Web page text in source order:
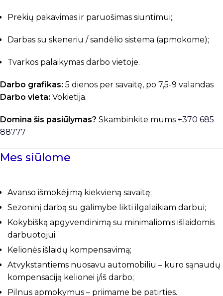
Prekių pakavimas ir paruošimas siuntimui;
Darbas su skeneriu / sandėlio sistema (apmokome);
Tvarkos palaikymas darbo vietoje.
Darbo grafikas: 5 dienos per savaitę, po 7,5-9 valandas
Darbo vieta: Vokietija.
Domina šis pasiūlymas? Skambinkite mums +370 685
88777
Mes siūlome
Avanso išmokėjimą kiekvieną savaitę;
Sezoninį darbą su galimybe likti ilgalaikiam darbui;
Kokybišką apgyvendinimą su minimaliomis išlaidomis
darbuotojui;
Kelionės išlaidų kompensavimą;
Atvykstantiems nuosavu automobiliu – kuro sąnaudų
kompensaciją kelionei į/iš darbo;
Pilnus apmokymus – priimame be patirties.